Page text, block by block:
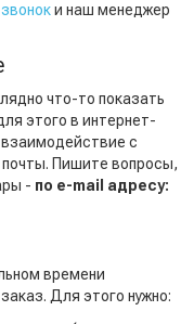
и наш менеджер
что-то показать
этого в интернет-
с
Пишите вопросы,
- по e-mail адресу:
времени
Для этого нужно: